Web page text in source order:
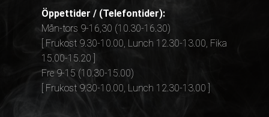
Öppettider / (Telefontider):
Mån-tors 9-16,30 (10.30-16.30)
[ Frukost 9.30-10.00, Lunch 12.30-13.00, Fika
15.00-15.20 ]
Fre 9-15 (10.30-15.00)
[ Frukost 9.30-10.00, Lunch 12.30-13.00 ]